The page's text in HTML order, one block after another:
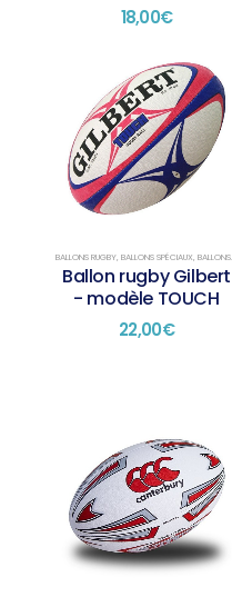
18,00€
BALLONS RUGBY, BALLONS SPÉCIAUX, BALLONS TAILLE 4
Ballon rugby Gilbert
- modèle TOUCH
22,00€